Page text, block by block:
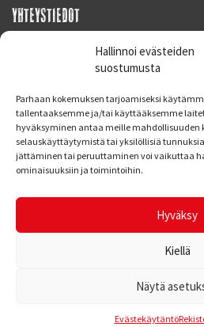
Hallinnoi evästeiden
suostumusta
Parhaan kokemuksen tarjoamiseksi
tallentaaksemme ja/tai käyttääksemme
hyväksyminen antaa meille mahdollisuuden
selauskäyttäytymistä tai yksilöllisiä
jättäminen tai peruuttaminen voi vaikuttaa
ominaisuuksiin ja toimintoihin.
Hyväksy
Kiellä
Näytä
Evästekäytäntö
YHTEYSTIEDOT
SUPERMOTO CENTER
Finland
Puh. 09 221 7088
info at supermotocenter.fi
Maanantai - Tiistai 09.00 - 17.00
© Supermoto
Kotisivut: Web